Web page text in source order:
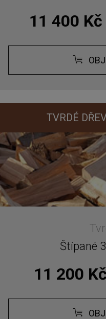
11 400
TVRDÉ
Štípané
11 200